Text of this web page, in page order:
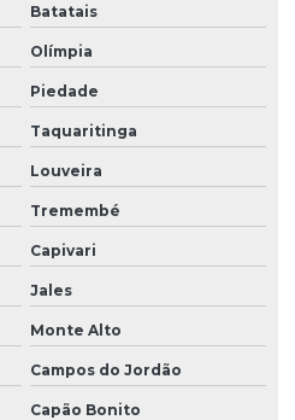
terceirizada
Batatais
Olímpia
Piedade
Taquaritinga
Louveira
Tremembé
Capivari
Jales
Monte Alto
Campos do Jordão
Capão Bonito